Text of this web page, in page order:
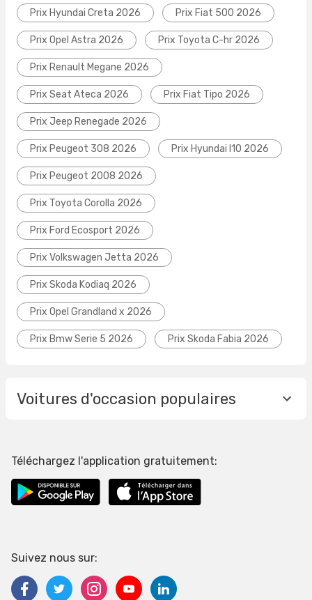
Prix Hyundai Creta 2026 Prix Fiat 500 2026
Prix Opel Astra 2026 Prix Toyota C-hr 2026
Prix Renault Megane 2026
Prix Seat Ateca 2026 Prix Fiat Tipo 2026
Prix Jeep Renegade 2026
Prix Peugeot 308 2026 Prix Hyundai I10 2026
Prix Peugeot 2008 2026
Prix Toyota Corolla 2026
Prix Ford Ecosport 2026
Prix Volkswagen Jetta 2026
Prix Skoda Kodiaq 2026
Prix Opel Grandland x 2026
Prix Bmw Serie 5 2026 Prix Skoda Fabia 2026
Voitures d'occasion populaires
Téléchargez l'application gratuitement:
Suivez nous sur: